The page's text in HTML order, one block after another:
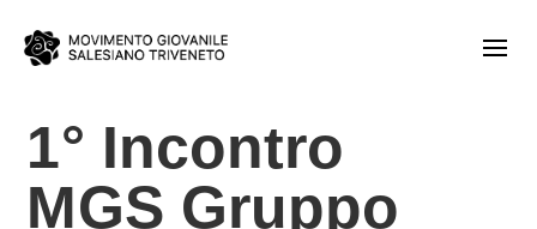
1° Incontro
MGS Gruppo